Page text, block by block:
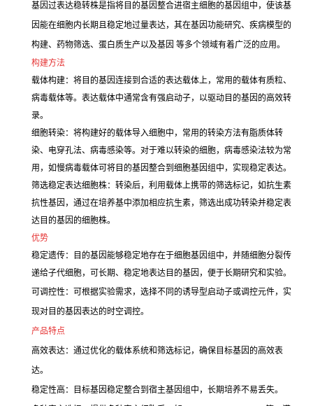
基因过表达稳转株是指将目的基因整合进宿主细胞的基因组中，使该基
因能在细胞内长期且稳定地过量表达，其在基因功能研究、疾病模型的
构建、药物筛选、蛋白质生产以及基因 等多个领域有着广泛的应用。
构建方法
载体构建：将目的基因连接到合适的表达载体上，常用的载体有质粒、
病毒载体等。表达载体中通常含有强启动子，以驱动目的基因的高效转
录。
细胞转染：将构建好的载体导入细胞中，常用的转染方法有脂质体转
染、电穿孔法、病毒感染等。对于难以转染的细胞，病毒感染法较为常
用，如慢病毒载体可将目的基因整合到细胞基因组中，实现稳定表达。
筛选稳定表达细胞株：转染后，利用载体上携带的筛选标记，如抗生素
抗性基因，通过在培养基中添加相应抗生素，筛选出成功转染并稳定表
达目的基因的细胞株。
优势
稳定遗传：目的基因能够稳定地存在于细胞基因组中，并随细胞分裂传
递给子代细胞，可长期、稳定地表达目的基因，便于长期研究和实验。
可调控性：可根据实验需求，选择不同的诱导型启动子或调控元件，实
现对目的基因表达的时空调控。
产品特点
高效表达：通过优化的载体系统和筛选标记，确保目标基因的高效表
达。
稳定性高：目标基因稳定整合到宿主基因组中，长期培养不易丢失。